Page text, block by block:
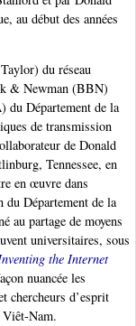
au début des années
du réseau
& Newman (BBN)
du Département de la
de transmission
de Donald
Tennessee, en
en œuvre dans
Département de la
au partage de moyens
universitaires, sous
the Internet
nuancée les
chercheurs d’esprit
Viêt-Nam.